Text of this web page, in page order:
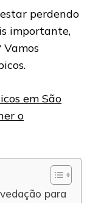
perdendo
importante,
Vamos
em São
o
para